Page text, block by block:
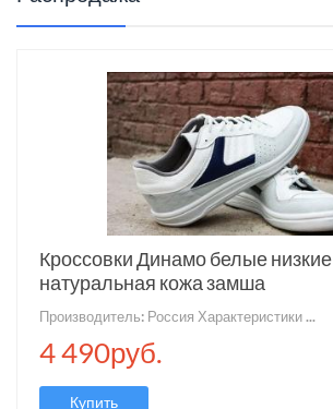
Кроссовки Динамо белые низкие
натуральная кожа замша
Производитель: Россия Характеристики ...
4 490руб.
Купить